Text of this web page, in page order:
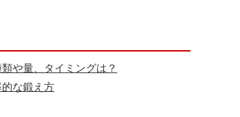
や量、タイミングは？
な鍛え方